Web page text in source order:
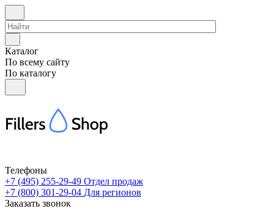
Каталог
По всему сайту
По каталогу
Телефоны
+7 (495) 255-29-49 Отдел продаж
+7 (800) 301-29-04 Для регионов
Заказать звонок